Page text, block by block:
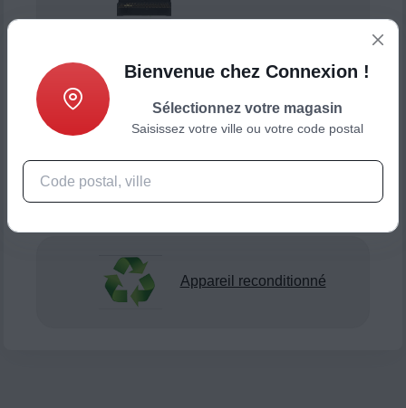
Appareil reconditionné
Bienvenue chez Connexion !
Sélectionnez votre magasin
Saisissez votre ville ou votre code postal